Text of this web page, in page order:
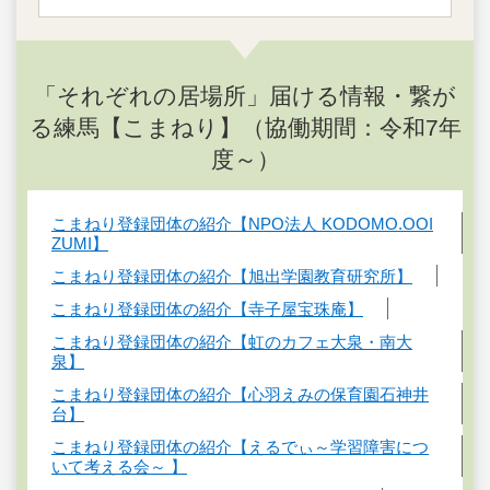
「それぞれの居場所」届ける情報・繋が
る練馬【こまねり】（協働期間：令和7年
度～）
こまねり登録団体の紹介【NPO法人 KODOMO.OOI
ZUMI】
こまねり登録団体の紹介【旭出学園教育研究所】
こまねり登録団体の紹介【寺子屋宝珠庵】
こまねり登録団体の紹介【虹のカフェ大泉・南大
泉】
こまねり登録団体の紹介【心羽えみの保育園石神井
台】
こまねり登録団体の紹介【えるでぃ～学習障害につ
いて考える会～ 】